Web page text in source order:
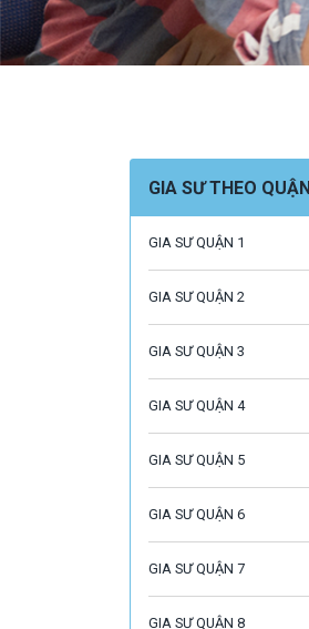
GIA SƯ THEO QUẬN
GIA SƯ QUẬN 1
GIA SƯ QUẬN 2
GIA SƯ QUẬN 3
GIA SƯ QUẬN 4
GIA SƯ QUẬN 5
GIA SƯ QUẬN 6
GIA SƯ QUẬN 7
GIA SƯ QUẬN 8